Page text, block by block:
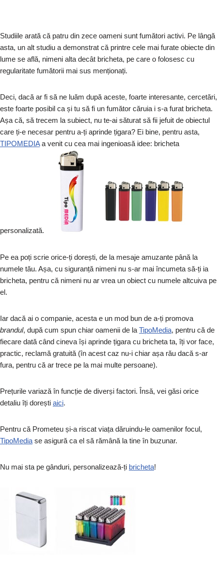
Studiile arată că patru din zece oameni sunt fumători activi. Pe lângă
asta, un alt studiu a demonstrat că printre cele mai furate obiecte din
lume se află, nimeni alta decât bricheta, pe care o folosesc cu
regularitate fumătorii mai sus menționați.
Deci, dacă ar fi să ne luăm după aceste, foarte interesante, cercetări,
este foarte posibil ca și tu să fi un fumător căruia i s-a furat bricheta.
Așa că, să trecem la subiect, nu te-ai săturat să fii jefuit de obiectul
care ți-e necesar pentru a-ți aprinde țigara? Ei bine, pentru asta,
TIPOMEDIAa venit cu cea mai ingenioasă idee: bricheta
personalizată.
Pe ea poți scrie orice-ți dorești, de la mesaje amuzante până la
numele tău. Așa, cu siguranță nimeni nu s-ar mai încumeta să-ți ia
bricheta, pentru că nimeni nu ar vrea un obiect cu numele altcuiva pe
el.
Iar dacă ai o companie, acesta e un mod bun de a-ți promova
brandul, după cum spun chiar oamenii de la TipoMedia, pentru că de
fiecare dată când cineva își aprinde țigara cu bricheta ta, îți vor face,
practic, reclamă gratuită (în acest caz nu-i chiar așa rău dacă s-ar
fura, pentru că ar trece pe la mai multe persoane).
Prețurile variază în funcție de diverși factori. Însă, vei găsi orice
detaliu îți dorești aici.
Pentru că Prometeu și-a riscat viața dăruindu-le oamenilor focul,
TipoMedia se asigură ca el să rămână la tine în buzunar.
Nu mai sta pe gânduri, personalizează-ți bricheta!